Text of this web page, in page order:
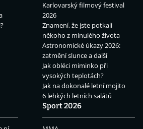
Karlovarský filmový festival
2026
Znamení, že jste potkali
někoho z minulého života
Astronomické úkazy 2026:
zatmění slunce a další
Jak obléci miminko při
vysokých teplotách?
Jak na dokonalé letní mojito
6 lehkých letních salátů
Sport 2026